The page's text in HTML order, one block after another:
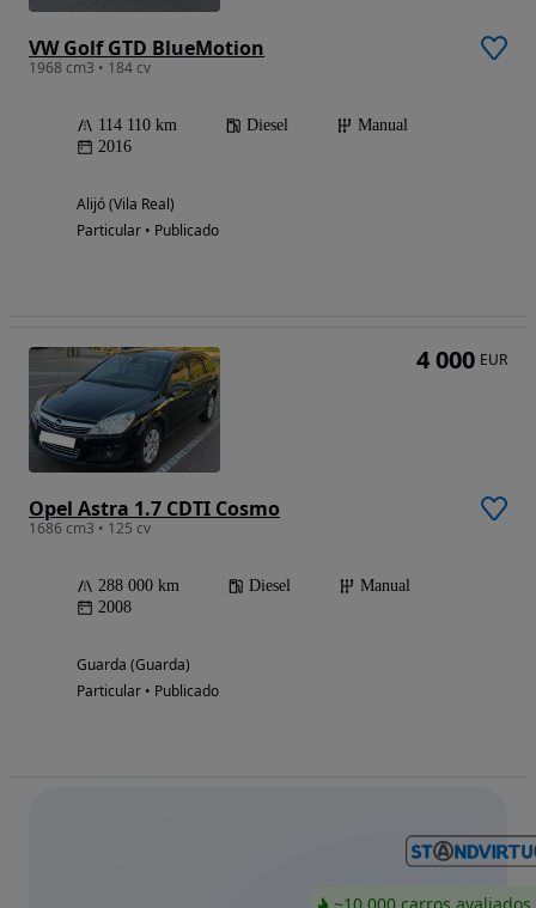
VW Golf GTD BlueMotion
1968 cm3 • 184 cv
114 110 km Diesel
Manual
2016
Alijó (Vila Real)
Particular • Publicado
Opel Astra 1.7 CDTI Cosmo
1686 cm3 • 125 cv
288 000 km Diesel
Manual
2008
Guarda (Guarda)
Particular • Publicado
4 000 EUR